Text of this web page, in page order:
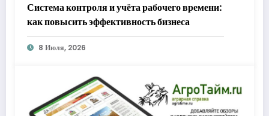
Система контроля и учёта рабочего времени:
как повысить эффективность бизнеса
8 Июля, 2026